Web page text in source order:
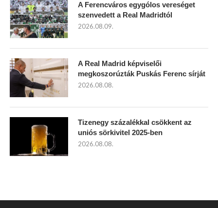
A Ferencváros egygólos vereséget
szenvedett a Real Madridtól
2026.08.09.
A Real Madrid képviselői
megkoszorúzták Puskás Ferenc sírját
2026.08.08.
Tizenegy százalékkal csökkent az
uniós sörkivitel 2025-ben
2026.08.08.